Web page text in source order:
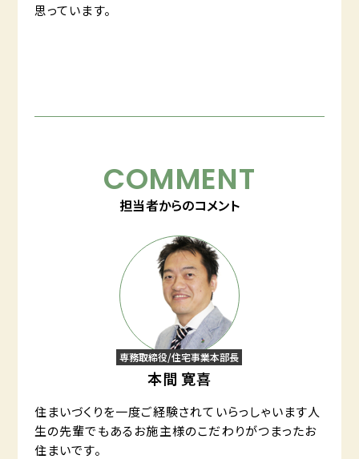
思っています。
COMMENT
担当者からのコメント
専務取締役/住宅事業本部長
本間 寛喜
住まいづくりを一度ご経験されていらっしゃいます人
生の先輩でもあるお施主様のこだわりがつまったお
住まいです。